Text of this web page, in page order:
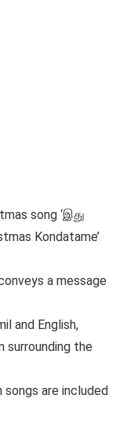
song ‘இது
Kondatame’
a message
and English,
surrounding the
songs are included